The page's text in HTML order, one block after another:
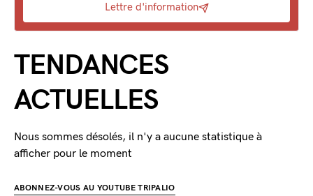
Lettre d'information
TENDANCES
ACTUELLES
Nous sommes désolés, il n'y a aucune statistique à
afficher pour le moment
ABONNEZ-VOUS AU YOUTUBE TRIPALIO